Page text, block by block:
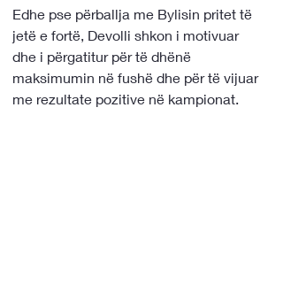
Edhe pse përballja me Bylisin pritet të
jetë e fortë, Devolli shkon i motivuar
dhe i përgatitur për të dhënë
maksimumin në fushë dhe për të vijuar
me rezultate pozitive në kampionat.